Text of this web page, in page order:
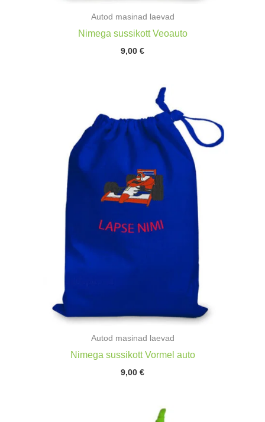
Autod masinad laevad
Nimega sussikott Veoauto
9,00 €
Autod masinad laevad
Nimega sussikott Vormel auto
9,00 €